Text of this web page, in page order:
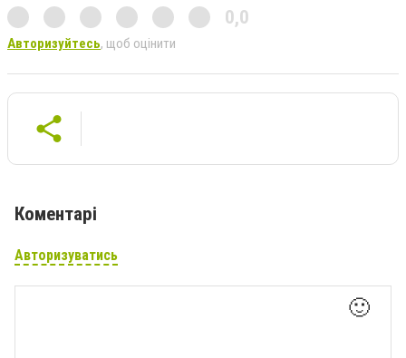
0,0
Авторизуйтесь, щоб оцінити
Коментарі
Авторизуватись
🙂